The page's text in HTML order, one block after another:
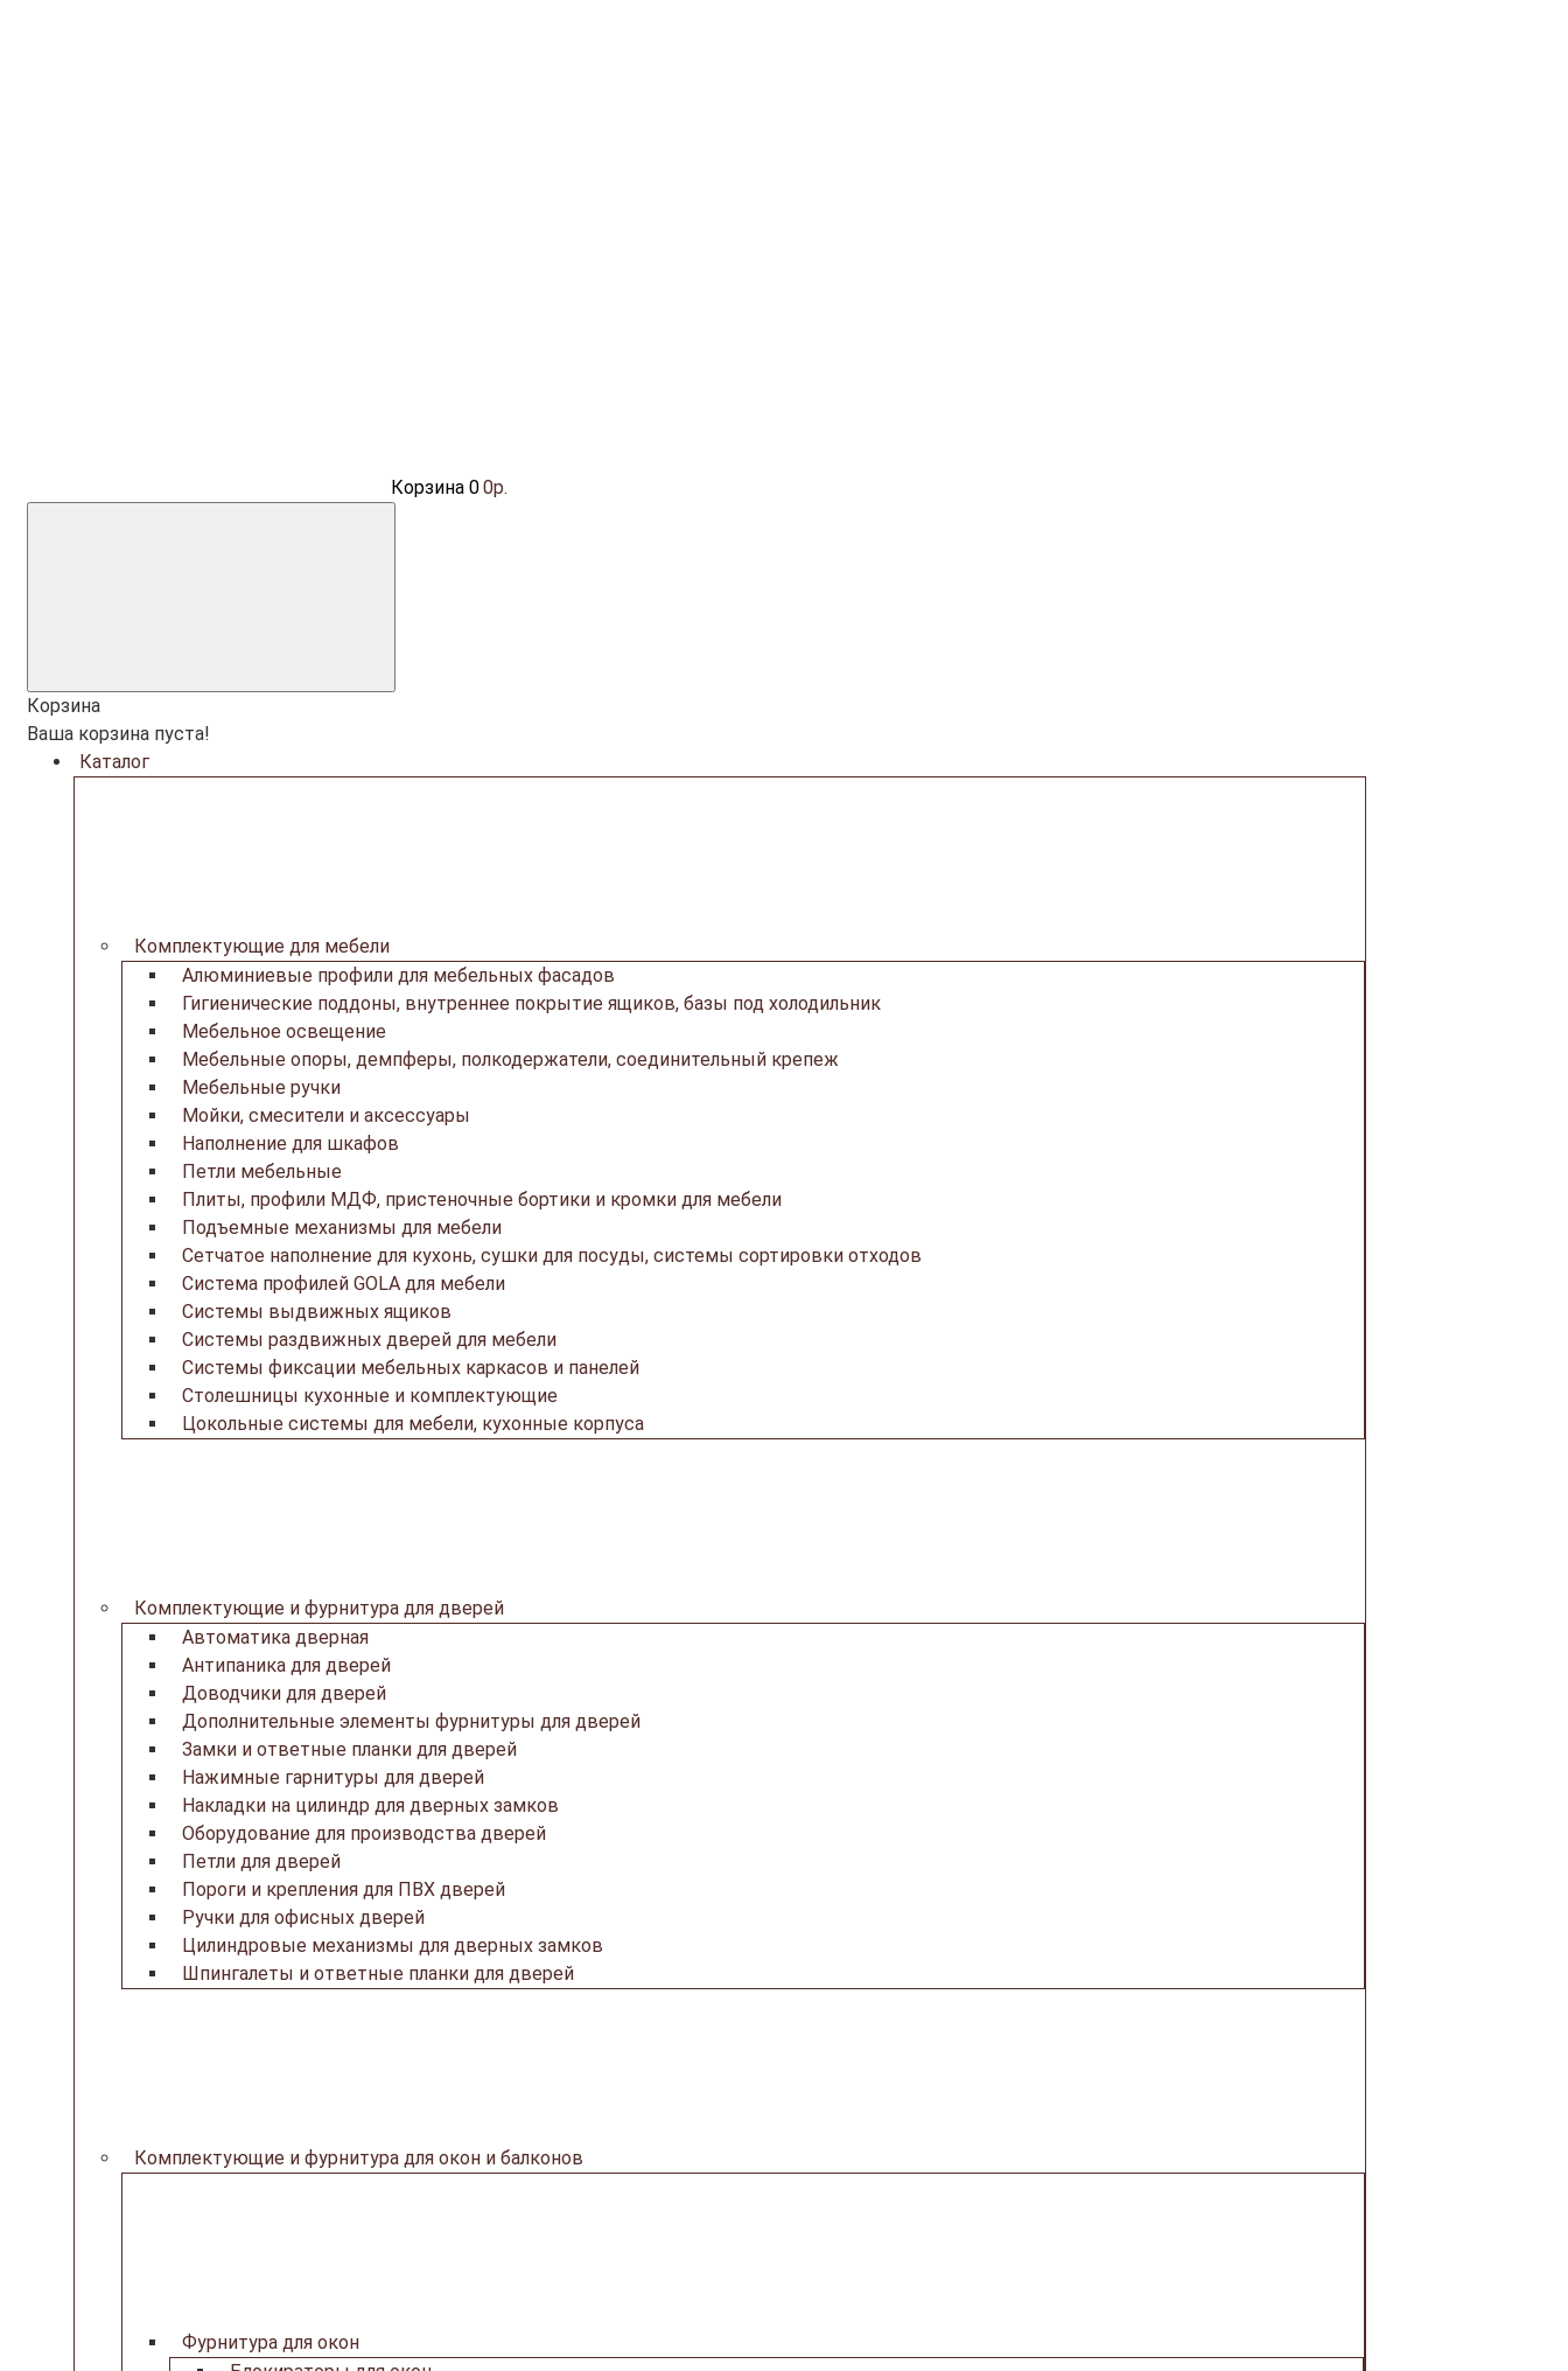
Корзина 00р.
Корзина
Ваша корзина пуста!
Каталог
Комплектующие для мебели
Алюминиевые профили для мебельных фасадов
Гигиенические поддоны, внутреннее покрытие ящиков, базы под холодильник
Мебельное освещение
Мебельные опоры, демпферы, полкодержатели, соединительный крепеж
Мебельные ручки
Мойки, смесители и аксессуары
Наполнение для шкафов
Петли мебельные
Плиты, профили МДФ, пристеночные бортики и кромки для мебели
Подъемные механизмы для мебели
Сетчатое наполнение для кухонь, сушки для посуды, системы сортировки отходов
Система профилей GOLA для мебели
Системы выдвижных ящиков
Системы раздвижных дверей для мебели
Системы фиксации мебельных каркасов и панелей
Столешницы кухонные и комплектующие
Цокольные системы для мебели, кухонные корпуса
Комплектующие и фурнитура для дверей
Автоматика дверная
Антипаника для дверей
Доводчики для дверей
Дополнительные элементы фурнитуры для дверей
Замки и ответные планки для дверей
Нажимные гарнитуры для дверей
Накладки на цилиндр для дверных замков
Оборудование для производства дверей
Петли для дверей
Пороги и крепления для ПВХ дверей
Ручки для офисных дверей
Цилиндровые механизмы для дверных замков
Шпингалеты и ответные планки для дверей
Комплектующие и фурнитура для окон и балконов
Фурнитура для окон